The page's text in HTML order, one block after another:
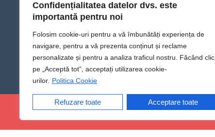
Confidențialitatea datelor dvs. este
importantă pentru noi
Folosim cookie-uri pentru a vă îmbunătăți experiența de
navigare, pentru a vă prezenta conținut și reclame
personalizate și pentru a analiza traficul nostru. Făcând clic
pe „Acceptă tot”, acceptați utilizarea cookie-
urilor. Politica Cookie
Refuzare toate Acceptare toate
@Sens TV | Dă sens omului din tine!